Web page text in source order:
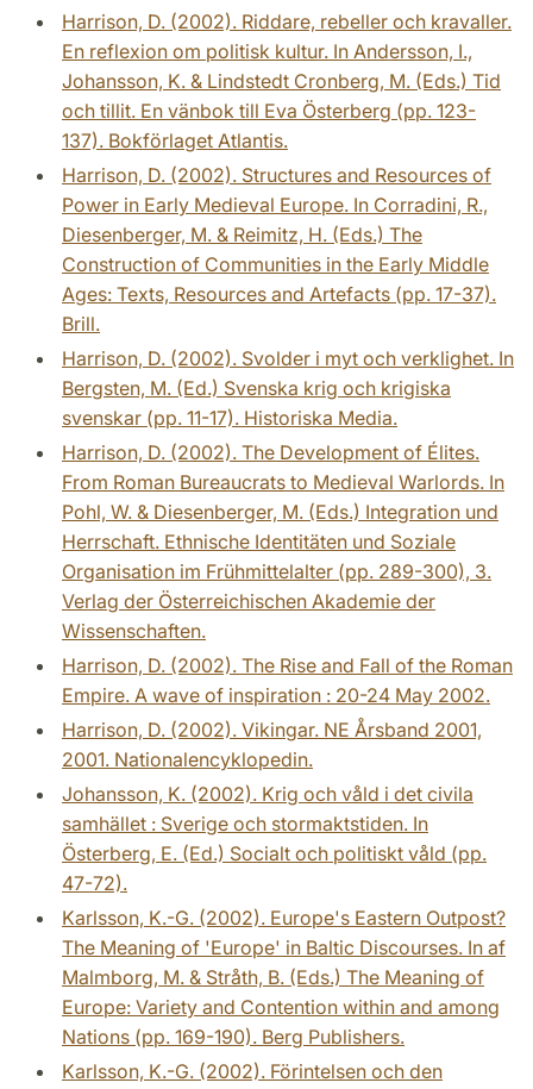
Harrison, D. (2002). Riddare, rebeller och kravaller.
En reflexion om politisk kultur. In Andersson, I.,
Johansson, K. & Lindstedt Cronberg, M. (Eds.) Tid
och tillit. En vänbok till Eva Österberg (pp. 123-
137). Bokförlaget Atlantis.
Harrison, D. (2002). Structures and Resources of
Power in Early Medieval Europe. In Corradini, R.,
Diesenberger, M. & Reimitz, H. (Eds.) The
Construction of Communities in the Early Middle
Ages: Texts, Resources and Artefacts (pp. 17-37).
Brill.
Harrison, D. (2002). Svolder i myt och verklighet. In
Bergsten, M. (Ed.) Svenska krig och krigiska
svenskar (pp. 11-17). Historiska Media.
Harrison, D. (2002). The Development of Élites.
From Roman Bureaucrats to Medieval Warlords. In
Pohl, W. & Diesenberger, M. (Eds.) Integration und
Herrschaft. Ethnische Identitäten und Soziale
Organisation im Frühmittelalter (pp. 289-300), 3.
Verlag der Österreichischen Akademie der
Wissenschaften.
Harrison, D. (2002). The Rise and Fall of the Roman
Empire. A wave of inspiration : 20-24 May 2002.
Harrison, D. (2002). Vikingar. NE Årsband 2001,
2001. Nationalencyklopedin.
Johansson, K. (2002). Krig och våld i det civila
samhället : Sverige och stormaktstiden. In
Österberg, E. (Ed.) Socialt och politiskt våld (pp.
47-72).
Karlsson, K.-G. (2002). Europe's Eastern Outpost?
The Meaning of 'Europe' in Baltic Discourses. In af
Malmborg, M. & Stråth, B. (Eds.) The Meaning of
Europe: Variety and Contention within and among
Nations (pp. 169-190). Berg Publishers.
Karlsson, K.-G. (2002). Förintelsen och den